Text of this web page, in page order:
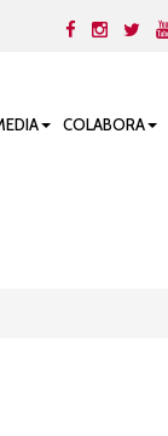
COLABORA